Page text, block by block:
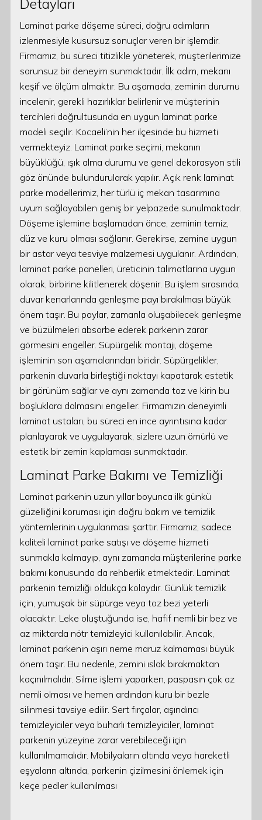
Detayları
Laminat parke döşeme süreci, doğru adımların
izlenmesiyle kusursuz sonuçlar veren bir işlemdir.
Firmamız, bu süreci titizlikle yöneterek, müşterilerimize
sorunsuz bir deneyim sunmaktadır. İlk adım, mekanı
keşif ve ölçüm almaktır. Bu aşamada, zeminin durumu
incelenir, gerekli hazırlıklar belirlenir ve müşterinin
tercihleri doğrultusunda en uygun laminat parke
modeli seçilir. Kocaeli’nin her ilçesinde bu hizmeti
vermekteyiz. Laminat parke seçimi, mekanın
büyüklüğü, ışık alma durumu ve genel dekorasyon stili
göz önünde bulundurularak yapılır. Açık renk laminat
parke modellerimiz, her türlü iç mekan tasarımına
uyum sağlayabilen geniş bir yelpazede sunulmaktadır.
Döşeme işlemine başlamadan önce, zeminin temiz,
düz ve kuru olması sağlanır. Gerekirse, zemine uygun
bir astar veya tesviye malzemesi uygulanır. Ardından,
laminat parke panelleri, üreticinin talimatlarına uygun
olarak, birbirine kilitlenerek döşenir. Bu işlem sırasında,
duvar kenarlarında genleşme payı bırakılması büyük
önem taşır. Bu paylar, zamanla oluşabilecek genleşme
ve büzülmeleri absorbe ederek parkenin zarar
görmesini engeller. Süpürgelik montajı, döşeme
işleminin son aşamalarından biridir. Süpürgelikler,
parkenin duvarla birleştiği noktayı kapatarak estetik
bir görünüm sağlar ve aynı zamanda toz ve kirin bu
boşluklara dolmasını engeller. Firmamızın deneyimli
laminat ustaları, bu süreci en ince ayrıntısına kadar
planlayarak ve uygulayarak, sizlere uzun ömürlü ve
estetik bir zemin kaplaması sunmaktadır.
Laminat Parke Bakımı ve Temizliği
Laminat parkenin uzun yıllar boyunca ilk günkü
güzelliğini koruması için doğru bakım ve temizlik
yöntemlerinin uygulanması şarttır. Firmamız, sadece
kaliteli laminat parke satışı ve döşeme hizmeti
sunmakla kalmayıp, aynı zamanda müşterilerine parke
bakımı konusunda da rehberlik etmektedir. Laminat
parkenin temizliği oldukça kolaydır. Günlük temizlik
için, yumuşak bir süpürge veya toz bezi yeterli
olacaktır. Leke oluştuğunda ise, hafif nemli bir bez ve
az miktarda nötr temizleyici kullanılabilir. Ancak,
laminat parkenin aşırı neme maruz kalmaması büyük
önem taşır. Bu nedenle, zemini ıslak bırakmaktan
kaçınılmalıdır. Silme işlemi yaparken, paspasın çok az
nemli olması ve hemen ardından kuru bir bezle
silinmesi tavsiye edilir. Sert fırçalar, aşındırıcı
temizleyiciler veya buharlı temizleyiciler, laminat
parkenin yüzeyine zarar verebileceği için
kullanılmamalıdır. Mobilyaların altında veya hareketli
eşyaların altında, parkenin çizilmesini önlemek için
keçe pedler kullanılması